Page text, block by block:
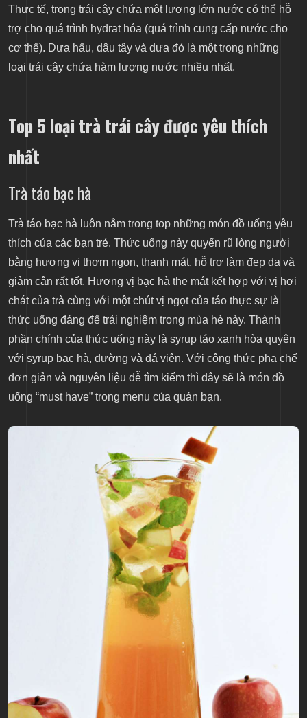
Thực tế, trong trái cây chứa một lượng lớn nước có thể hỗ
trợ cho quá trình hydrat hóa (quá trình cung cấp nước cho
cơ thể). Dưa hấu, dâu tây và dưa đỏ là một trong những
loại trái cây chứa hàm lượng nước nhiều nhất.
Top 5 loại trà trái cây được yêu thích
nhất
Trà táo bạc hà
Trà táo bạc hà luôn nằm trong top những món đồ uống yêu
thích của các bạn trẻ. Thức uống này quyến rũ lòng người
bằng hương vị thơm ngon, thanh mát, hỗ trợ làm đẹp da và
giảm cân rất tốt. Hương vị bạc hà the mát kết hợp với vị hơi
chát của trà cùng với một chút vị ngọt của táo thực sự là
thức uống đáng để trải nghiệm trong mùa hè này. Thành
phần chính của thức uống này là syrup táo xanh hòa quyện
với syrup bạc hà, đường và đá viên. Với công thức pha chế
đơn giản và nguyên liệu dễ tìm kiếm thì đây sẽ là món đồ
uống “must have” trong menu của quán bạn.